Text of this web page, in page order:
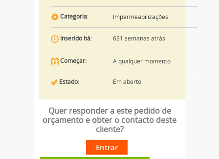
Categoria: Impermeabilizações
Inserido há: 631 semanas atrás
Começar: A qualquer momento
Estado: Em aberto
Quer responder a este pedido de
orçamento e obter o contacto deste
cliente?
Entrar